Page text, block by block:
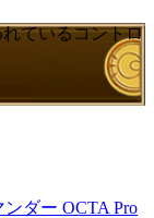
ているコントロ
ダー OCTA Pro